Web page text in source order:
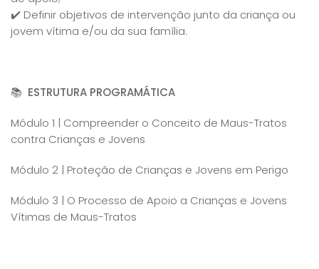
✔️ Definir objetivos de intervenção junto da criança ou
jovem vítima e/ou da sua família.
📚 ESTRUTURA PROGRAMÁTICA
Módulo 1 | Compreender o Conceito de Maus-Tratos
contra Crianças e Jovens
Módulo 2 | Proteção de Crianças e Jovens em Perigo
Módulo 3 | O Processo de Apoio a Crianças e Jovens
Vítimas de Maus-Tratos